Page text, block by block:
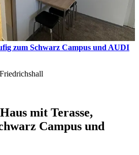
zum Schwarz Campus und AUDI
mit Terasse,
Campus und